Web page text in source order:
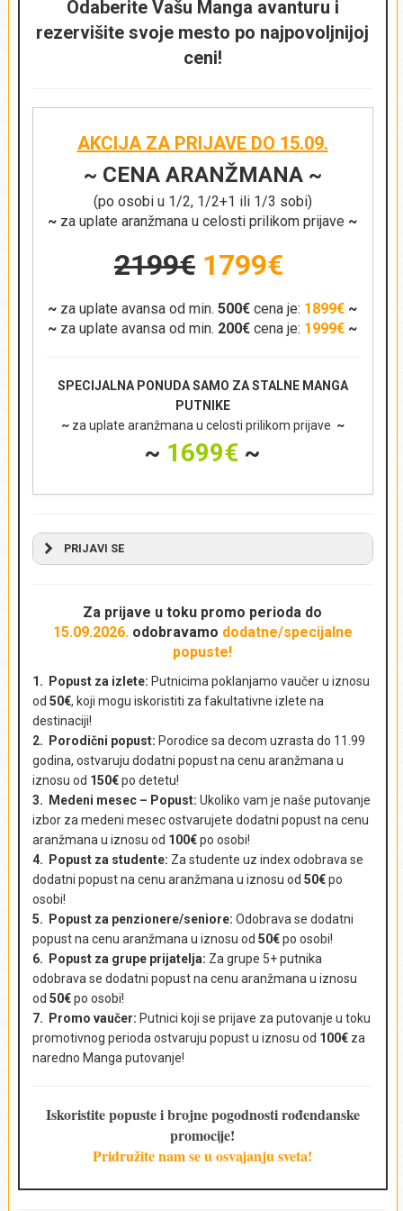
prilikom rezervacije putovanja.
prilikom rezervacije putovanja.
Odaberite Vašu Manga avanturu i
rezervišite svoje mesto po najpovoljnijoj
ceni!
AKCIJA ZA PRIJAVE DO 15.09.
~ CENA ARANŽMANA ~
(po osobi u 1/2, 1/2+1 ili 1/3 sobi)
~ za uplate aranžmana u celosti prilikom prijave ~
2199€ 1799€
~ za uplate avansa od min. 500€ cena je: 1899€ ~
~ za uplate avansa od min. 200€ cena je: 1999€ ~
SPECIJALNA PONUDA SAMO ZA STALNE MANGA
PUTNIKE
~ za uplate aranžmana u celosti prilikom prijave ~
~ 1699€ ~
PRIJAVI SE
AKTUELNA PUTOVANJA
Ime i prezime
Država*
Kontakt telefon *
E-mail adresa*
Broj putnika i uzrast*
Komentar
Za prijave u toku promo perioda do
15.09.2026. odobravamo dodatne/specijalne
popuste!
1. Popust za izlete: Putnicima poklanjamo vaučer u iznosu
od 50€, koji mogu iskoristiti za fakultativne izlete na
destinaciji!
2. Porodični popust: Porodice sa decom uzrasta do 11.99
godina, ostvaruju dodatni popust na cenu aranžmana u
iznosu od 150€po detetu!
3. Medeni mesec – Popust: Ukoliko vam je naše putovanje
izbor za medeni mesec ostvarujete dodatni popust na cenu
aranžmana u iznosu od 100€po osobi!
4. Popust za studente: Za studente uz index odobrava se
dodatni popust na cenu aranžmana u iznosu od 50€po
osobi!
5. Popust za penzionere/seniore: Odobrava se dodatni
popust na cenu aranžmana u iznosu od 50€po osobi!
6. Popust za grupe prijatelja: Za grupe 5+ putnika
odobrava se dodatni popust na cenu aranžmana u iznosu
od 50€po osobi!
7. Promo vaučer: Putnici koji se prijave za putovanje u toku
promotivnog perioda ostvaruju popust u iznosu od 100€za
naredno Manga putovanje!
Iskoristite popuste i brojne pogodnosti rođendanske
promocije!
Pridružite nam se u osvajanju sveta!